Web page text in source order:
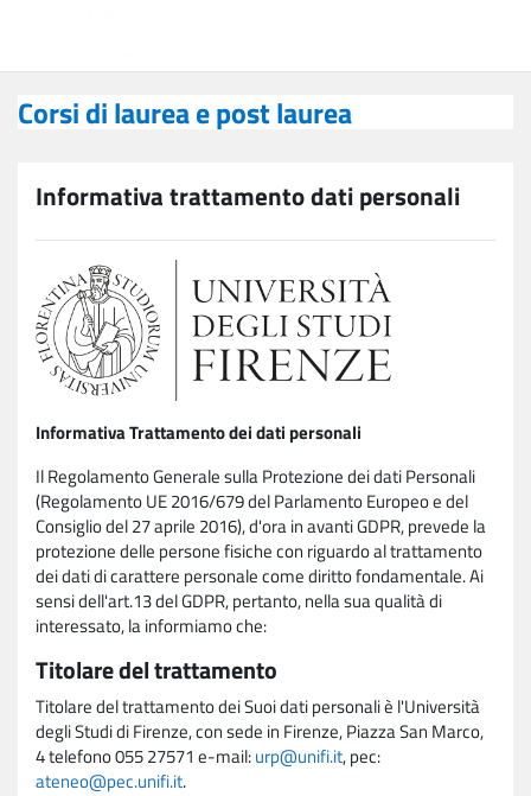
Corsi di laurea e post laurea
Informativa trattamento dati personali
Informativa Trattamento dei dati personali
Il Regolamento Generale sulla Protezione dei dati Personali
(Regolamento UE 2016/679 del Parlamento Europeo e del
Consiglio del 27 aprile 2016), d'ora in avanti GDPR, prevede la
protezione delle persone fisiche con riguardo al trattamento
dei dati di carattere personale come diritto fondamentale. Ai
sensi dell'art.13 del GDPR, pertanto, nella sua qualità di
interessato, la informiamo che:
Titolare del trattamento
Titolare del trattamento dei Suoi dati personali è l'Università
degli Studi di Firenze, con sede in Firenze, Piazza San Marco,
4 telefono 055 27571 e-mail:urp@unifi.it, pec:
ateneo@pec.unifi.it.